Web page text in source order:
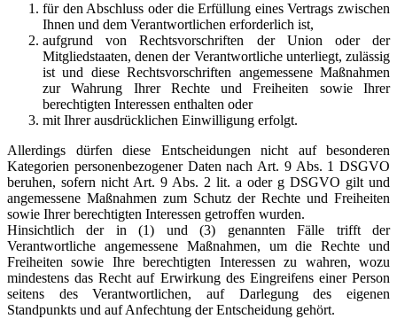
für den Abschluss oder die Erfüllung eines Vertrags zwischen
Ihnen und dem Verantwortlichen erforderlich ist,
aufgrund von Rechtsvorschriften der Union oder der
Mitgliedstaaten, denen der Verantwortliche unterliegt, zulässig
ist und diese Rechtsvorschriften angemessene Maßnahmen
zur Wahrung Ihrer Rechte und Freiheiten sowie Ihrer
berechtigten Interessen enthalten oder
mit Ihrer ausdrücklichen Einwilligung erfolgt.
Allerdings dürfen diese Entscheidungen nicht auf besonderen
Kategorien personenbezogener Daten nach Art. 9 Abs. 1 DSGVO
beruhen, sofern nicht Art. 9 Abs. 2 lit. a oder g DSGVO gilt und
angemessene Maßnahmen zum Schutz der Rechte und Freiheiten
sowie Ihrer berechtigten Interessen getroffen wurden.
Hinsichtlich der in (1) und (3) genannten Fälle trifft der
Verantwortliche angemessene Maßnahmen, um die Rechte und
Freiheiten sowie Ihre berechtigten Interessen zu wahren, wozu
mindestens das Recht auf Erwirkung des Eingreifens einer Person
seitens des Verantwortlichen, auf Darlegung des eigenen
Standpunkts und auf Anfechtung der Entscheidung gehört.